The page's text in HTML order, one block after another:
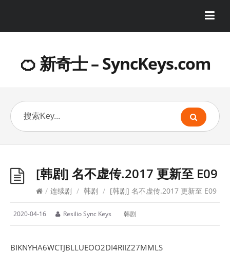
🍊 新奇士 – SyncKeys.com
[韩剧] 名不虚传.2017 更新至 E09
/ 连续剧 / 韩剧 / [韩剧] 名不虚传.2017 更新至 E09
2020-04-16 Resilio Sync Keys 韩剧
BIKNYHA6WCTJBLLUEOO2DI4RIIZ27MMLS